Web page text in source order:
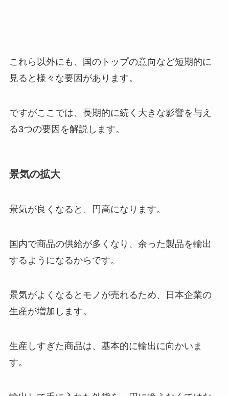
これら以外にも、国のトップの意向など短期的に
見ると様々な要因があります。
ですがここでは、長期的に続く大きな影響を与え
る3つの要因を解説します。
景気の拡大
景気が良くなると、円高になります。
国内で商品の供給が多くなり、余った製品を輸出
するようになるからです。
景気がよくなるとモノが売れるため、日本企業の
生産が増加します。
生産しすぎた商品は、基本的に輸出に向かいま
す。